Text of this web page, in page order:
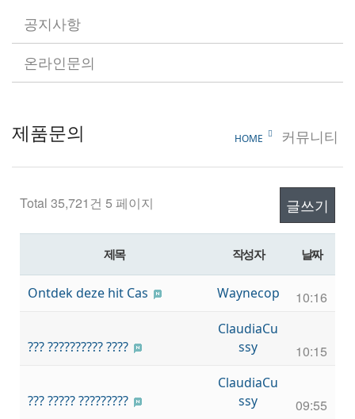
공지사항
온라인문의
제품문의 HOME 커뮤니티
Total 35,721건 5 페이지 글쓰기
제목 작성자 날짜
Ontdek deze hit Cas Waynecop 10:16
??? ?????????? ????
ClaudiaCu
ssy
10:15
??? ????? ?????????
ClaudiaCu
ssy
09:55